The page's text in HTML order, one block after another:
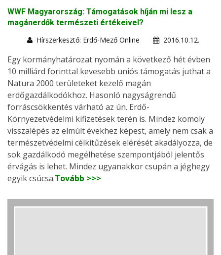
WWF Magyarország: Támogatások híján mi lesz a
magánerdők természeti értékeivel?
Hírszerkesztő: Erdő-Mező Online
2016.10.12.
Egy kormányhatározat nyomán a következő hét évben
10 milliárd forinttal kevesebb uniós támogatás juthat a
Natura 2000 területeket kezelő magán
erdőgazdálkodókhoz. Hasonló nagyságrendű
forráscsökkentés várható az ún. Erdő-
Környezetvédelmi kifizetések terén is. Mindez komoly
visszalépés az elmúlt évekhez képest, amely nem csak a
természetvédelmi célkitűzések elérését akadályozza, de
sok gazdálkodó megélhetése szempontjából jelentős
érvágás is lehet. Mindez ugyanakkor csupán a jéghegy
egyik csúcsa.Tovább >>>